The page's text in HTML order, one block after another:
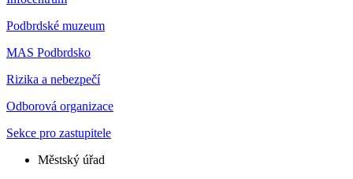
Podbrdské muzeum
MAS Podbrdsko
Rizika a nebezpečí
Odborová organizace
Sekce pro zastupitele
Městský úřad